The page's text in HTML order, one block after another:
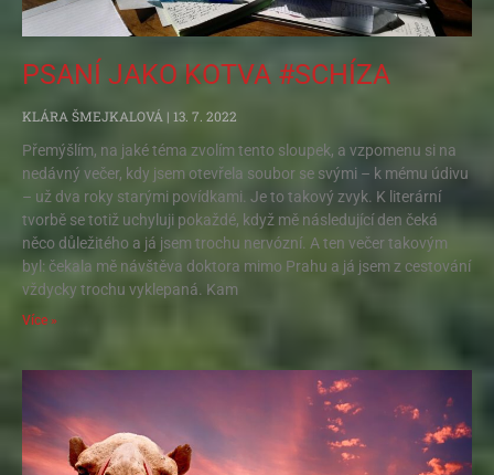
PSANÍ JAKO KOTVA #SCHÍZA
KLÁRA ŠMEJKALOVÁ
13. 7. 2022
Přemýšlím, na jaké téma zvolím tento sloupek, a vzpomenu si na
nedávný večer, kdy jsem otevřela soubor se svými – k mému údivu
– už dva roky starými povídkami. Je to takový zvyk. K literární
tvorbě se totiž uchyluji pokaždé, když mě následující den čeká
něco důležitého a já jsem trochu nervózní. A ten večer takovým
byl: čekala mě návštěva doktora mimo Prahu a já jsem z cestování
vždycky trochu vyklepaná. Kam
Více »